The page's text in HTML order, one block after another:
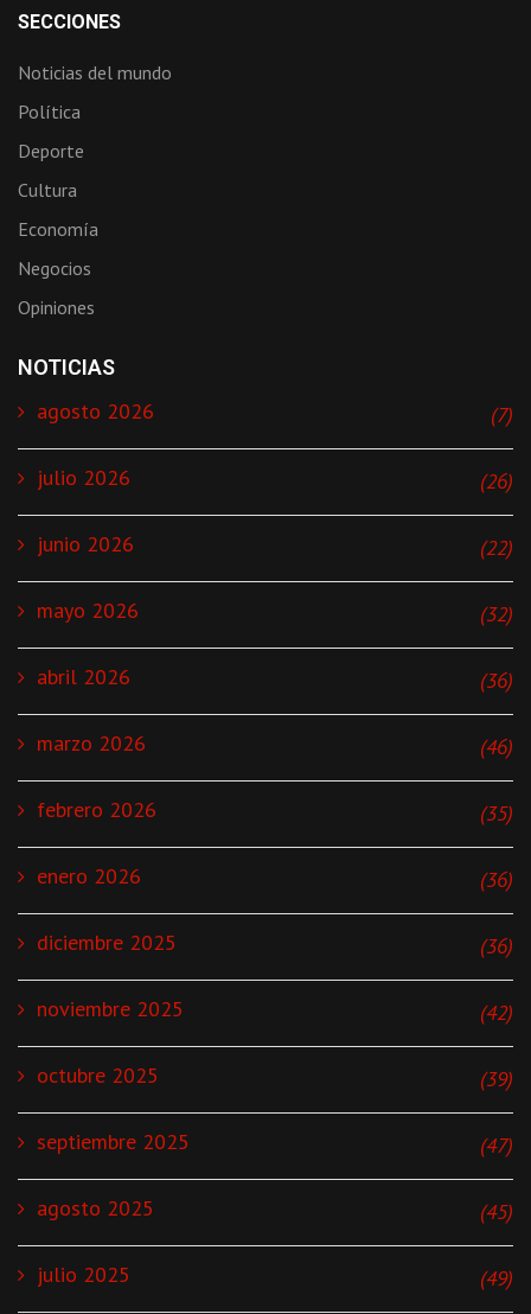
SECCIONES
Noticias del mundo
Política
Deporte
Cultura
Economía
Negocios
Opiniones
NOTICIAS
agosto 2026 (7)
julio 2026 (26)
junio 2026 (22)
mayo 2026 (32)
abril 2026 (36)
marzo 2026 (46)
febrero 2026 (35)
enero 2026 (36)
diciembre 2025 (36)
noviembre 2025 (42)
octubre 2025 (39)
septiembre 2025 (47)
agosto 2025 (45)
julio 2025 (49)